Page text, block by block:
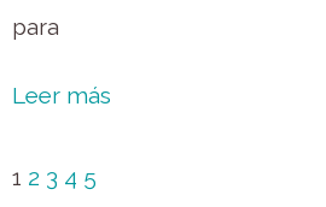
para
Leer más
1 2 3 4 5